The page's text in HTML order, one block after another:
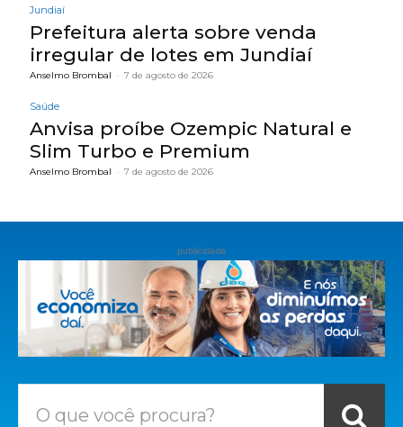
Jundiaí
Prefeitura alerta sobre venda
irregular de lotes em Jundiaí
Anselmo Brombal - 7 de agosto de 2026
Saúde
Anvisa proíbe Ozempic Natural e
Slim Turbo e Premium
Anselmo Brombal - 7 de agosto de 2026
publicidade
O que você procura?